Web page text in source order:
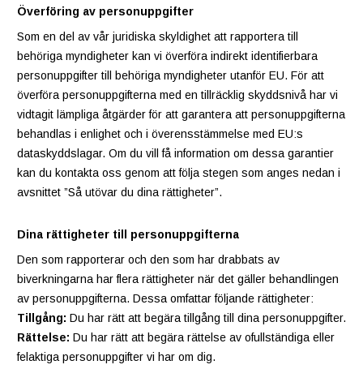
Överföring av personuppgifter
Som en del av vår juridiska skyldighet att rapportera till
behöriga myndigheter kan vi överföra indirekt identifierbara
personuppgifter till behöriga myndigheter utanför EU. För att
överföra personuppgifterna med en tillräcklig skyddsnivå har vi
vidtagit lämpliga åtgärder för att garantera att personuppgifterna
behandlas i enlighet och i överensstämmelse med EU:s
dataskyddslagar. Om du vill få information om dessa garantier
kan du kontakta oss genom att följa stegen som anges nedan i
avsnittet ”Så utövar du dina rättigheter”.
Dina rättigheter till personuppgifterna
Den som rapporterar och den som har drabbats av
biverkningarna har flera rättigheter när det gäller behandlingen
av personuppgifterna. Dessa omfattar följande rättigheter:
Tillgång: Du har rätt att begära tillgång till dina personuppgifter.
Rättelse: Du har rätt att begära rättelse av ofullständiga eller
felaktiga personuppgifter vi har om dig.